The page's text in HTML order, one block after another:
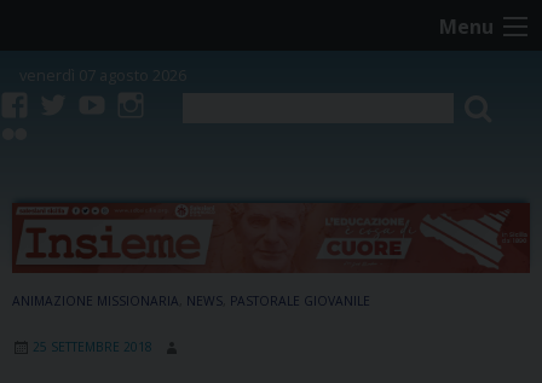
content
Menu
venerdì 07 agosto 2026
ANIMAZIONE MISSIONARIA NEWS PASTORALE GIOVANILE
25 SETTEMBRE 2018